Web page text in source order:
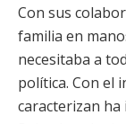
Con sus
familia en
necesitaba a
política. Con el
caracterizan ha